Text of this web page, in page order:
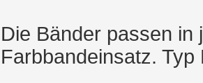
Die Bänder passen in
Farbbandeinsatz. Typ